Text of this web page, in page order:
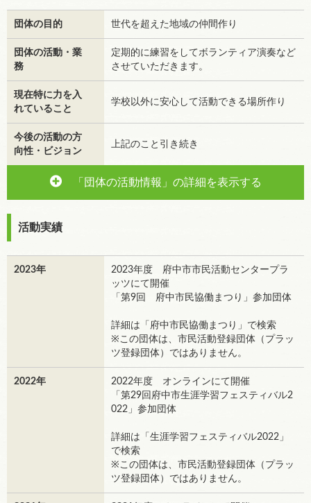
団体の目的 世代を超えた地域の仲間作り
団体の活動・業
務
定期的に練習をしてボランティア演奏など
させていただきます。
現在特に力を入
れていること
学校以外に安心して活動できる場所作り
今後の活動の方
向性・ビジョン
上記のこと引き続き
「団体の活動情報」の詳細を表示する
活動実績
2023年
2023年度 府中市市民活動センタープラ
ッツにて開催
「第9回 府中市民協働まつり」参加団体
詳細は「府中市民協働まつり」で検索
※この団体は、市民活動登録団体（プラッ
ツ登録団体）ではありません。
2022年
2022年度 オンラインにて開催
「第29回府中市生涯学習フェスティバル2
022」参加団体
詳細は「生涯学習フェスティバル2022」
で検索
※この団体は、市民活動登録団体（プラッ
ツ登録団体）ではありません。